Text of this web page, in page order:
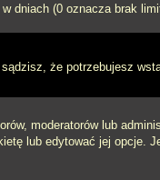
dniach (0 oznacza brak
że potrzebujesz
moderatorów lub
lub edytować jej